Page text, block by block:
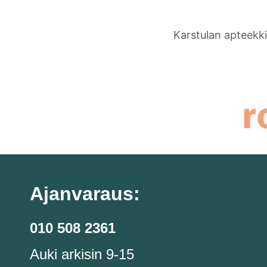
Karstulan
Ajanvaraus:
010 508 2361
Auki arkisin 9-15